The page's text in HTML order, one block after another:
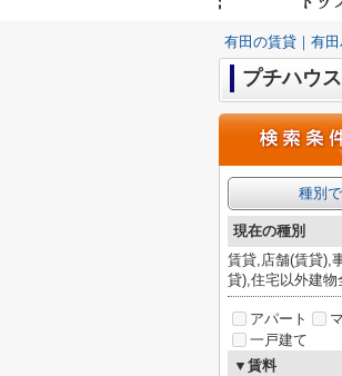
有田の賃貸｜有
プチハウ
種別
現在の種別
賃貸,店舗(賃貸),
貸),住宅以外建物
アパート
一戸建て
▼賃料